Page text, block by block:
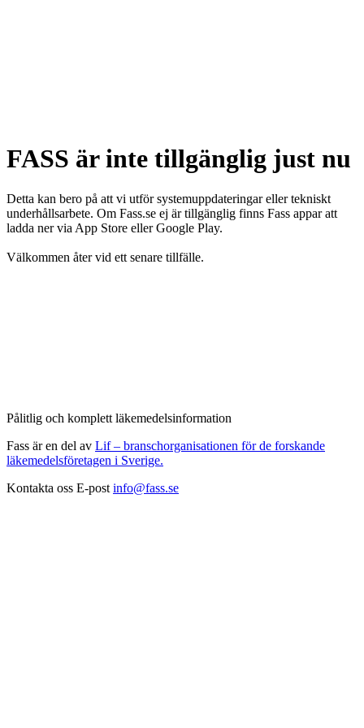
FASS är inte tillgänglig just nu
Detta kan bero på att vi utför systemuppdateringar eller tekniskt
underhållsarbete. Om Fass.se ej är tillgänglig finns Fass appar att
ladda ner via App Store eller Google Play.
Välkommen åter vid ett senare tillfälle.
Pålitlig och komplett läkemedelsinformation
Fass är en del av Lif – branschorganisationen för de forskande
läkemedelsföretagen i Sverige.
Kontakta oss E-post info@fass.se